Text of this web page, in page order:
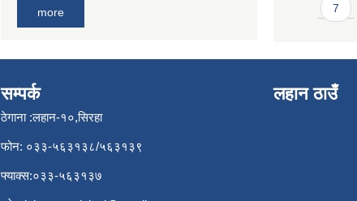
more 7
सम्पर्क
ठेगाना :लहान-१०,सिरहा
फोन: ०३३-५६३१३८/५६३१३९
फ्याक्स:०३३-५६३१३७
लहान ठाउँ